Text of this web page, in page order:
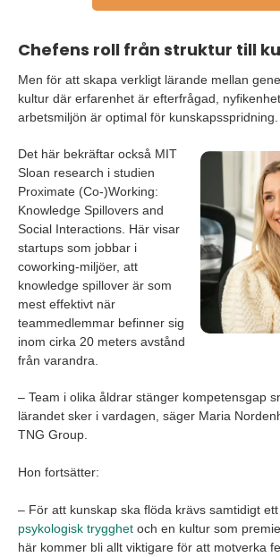
Chefens roll från struktur till
Men för att skapa verkligt lärande mellan
kultur där erfarenhet är efterfrågad,
arbetsmiljön är optimal för kunskapsspridning.
Det här bekräftar också MIT
Sloan research i studien
Proximate (Co-)Working:
Knowledge Spillovers and
Social Interactions. Här visar
startups som jobbar i
coworking-miljöer, att
knowledge spillover är som
mest effektivt när
teammedlemmar befinner sig
inom cirka 20 meters avstånd
från varandra.
– Team i olika åldrar stänger kompetensgap
lärandet sker i vardagen, säger Maria
TNG Group.
Hon fortsätter:
– För att kunskap ska flöda krävs samtidigt
psykologisk trygghet och en kultur som
här kommer bli allt viktigare för att motverka